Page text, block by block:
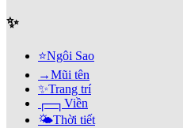
✨
⭐Ngôi Sao
→Mũi tên
✨Trang trí
┌─┐ Viền
🌤️Thời tiết